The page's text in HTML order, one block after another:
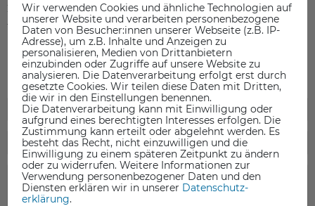
2
0
1
0
Wir verwenden Cookies und ähnliche Technologien auf
unserer Website und verarbeiten personenbezogene
Daten von Besucher:innen unserer Webseite (z.B. IP-
Adresse), um z.B. Inhalte und Anzeigen zu
personalisieren, Medien von Drittanbietern
einzubinden oder Zugriffe auf unsere Website zu
analysieren. Die Datenverarbeitung erfolgt erst durch
gesetzte Cookies. Wir teilen diese Daten mit Dritten,
die wir in den Einstellungen benennen.
Die Datenverarbeitung kann mit Einwilligung oder
aufgrund eines berechtigten Interesses erfolgen. Die
Zustimmung kann erteilt oder abgelehnt werden. Es
besteht das Recht, nicht einzuwilligen und die
Einwilligung zu einem späteren Zeitpunkt zu ändern
oder zu widerrufen. Weitere Informationen zur
Verwendung personenbezogener Daten und den
Diensten erklären wir in unserer Daten­schutz­
erklärung.